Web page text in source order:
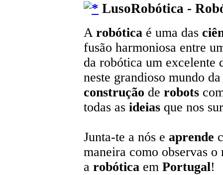
LusoRobótica -
A robótica é uma das
fusão harmoniosa entre
da robótica um excelente
neste grandioso mundo
construção de robots
todas as ideias que nos
Junta-te a nós e aprende
maneira como observas
a robótica em Portugal!